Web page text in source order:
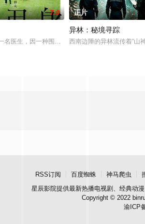
突，失手将对方打死，被判处无期徒刑后，吴鑫
7.0
名医生，因一种围绕“废用身”——因瘫痪等原因已
正片
异林：秘境寻踪
西南边陲的异林流传着“山
RSS订阅 百度蜘蛛 神马爬虫
星辰影院提供最新热播电视剧、经典动
Copyright © 2022
渝ICP